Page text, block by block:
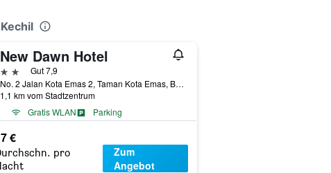
New Dawn Hotel
2 SterneGut 7,9
No. 2 Jalan Kota Emas 2, Taman Kota Emas, Batu 36 Jalan Johor, Pontian Kechil, Malaysia
1,1 km vom Stadtzentrum
Gratis WLAN
Parking
€
pro
Zum
Angebot